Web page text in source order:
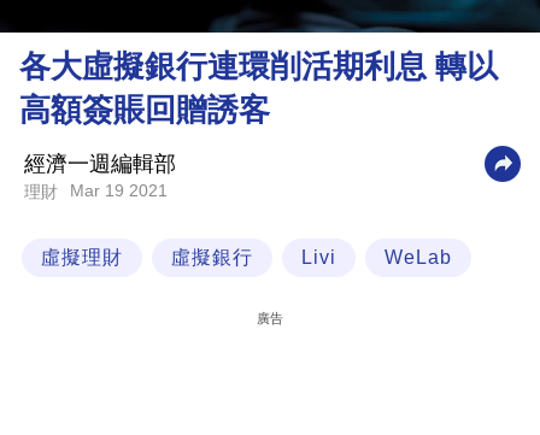
理
財
商
業
科
各大虛擬銀行連環削活期利息 轉以
高額簽賬回贈誘客
經濟一週編輯部
理財 Mar 19 2021
虛擬理財 虛擬銀行 Livi WeLab
廣告